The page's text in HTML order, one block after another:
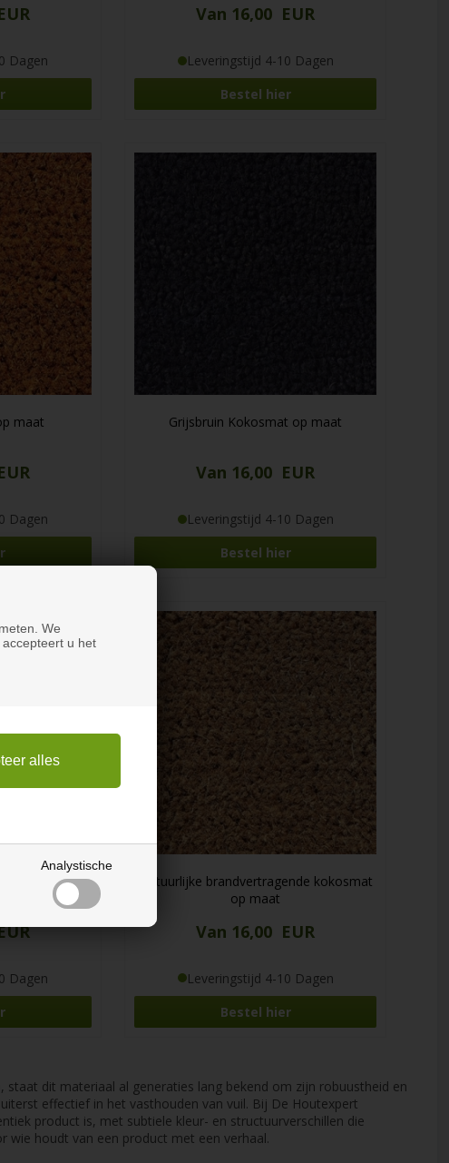
We
u het
Analystische
Dagen
Van 16,00 EUR
Leveringstijd 4-10 Dagen
Bestel hier
maat
Dagen
Grijsbruin Kokosmat op maat
Van 16,00 EUR
Leveringstijd 4-10 Dagen
Bestel hier
op maat
Dagen
Natuurlijke brandvertragende kokosmat
op maat
Van 16,00 EUR
Leveringstijd 4-10 Dagen
Bestel hier
dit materiaal al generaties lang bekend om zijn robuustheid en
effectief in het vasthouden van vuil. Bij De Houtexpert
product is, met subtiele kleur- en structuurverschillen die
wie houdt van een product met een verhaal.